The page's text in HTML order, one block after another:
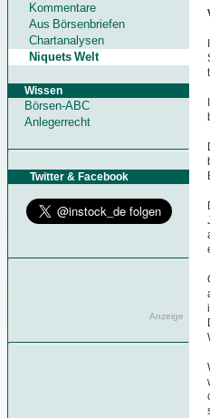
Kommentare
Aus Börsenbriefen
Chartanalysen
Niquets Welt
Wissen
Börsen-ABC
Anlegerrecht
Twitter & Facebook
Anzeige